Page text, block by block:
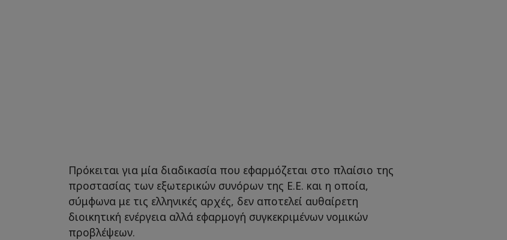
Πρόκειται για μία διαδικασία που εφαρμόζεται στο πλαίσιο της
προστασίας των εξωτερικών συνόρων της Ε.Ε. και η οποία,
σύμφωνα με τις ελληνικές αρχές, δεν αποτελεί αυθαίρετη
διοικητική ενέργεια αλλά εφαρμογή συγκεκριμένων νομικών
προβλέψεων.